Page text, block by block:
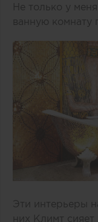
Не только у
ванную комнату
Эти интерьеры
них Климт сияет